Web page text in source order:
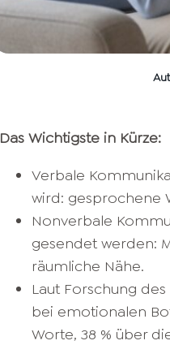
Das Wichtigste in Kürze:
Verbale
wird: gesprochene
Nonverbale
gesendet werden:
räumliche Nähe.
Laut Forschung
bei emotionalen
Worte, 38 % über